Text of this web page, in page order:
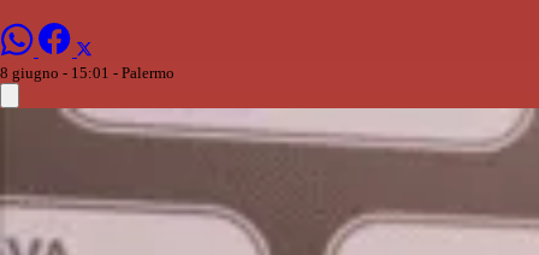
8 giugno - 15:01 - Palermo